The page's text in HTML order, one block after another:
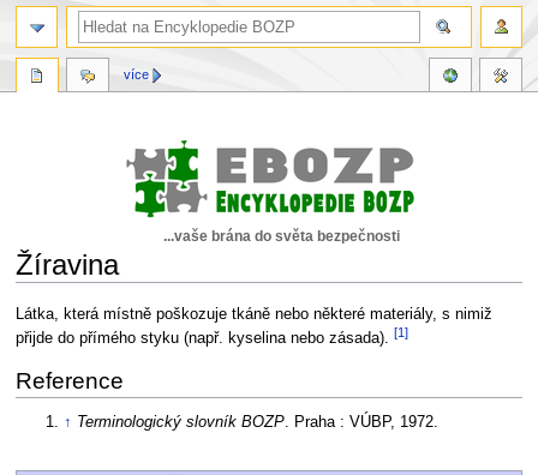
...vaše brána do světa bezpečnosti
Žíravina
Skočit
na
Skočit
na
Látka, která místně poškozuje tkáně nebo některé materiály, s nimiž
přijde do přímého styku (např. kyselina nebo zásada). [1]
Reference
↑ Terminologický slovník BOZP. Praha : VÚBP, 1972.
více